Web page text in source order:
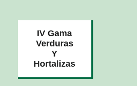
IV Gama
Verduras
Y
Hortalizas